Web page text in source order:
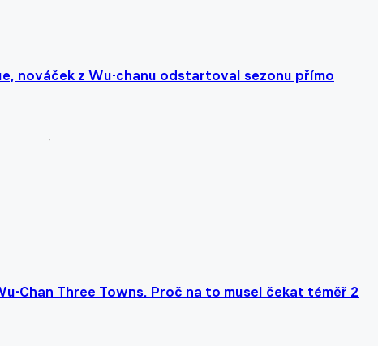
nováček z Wu-chanu odstartoval sezonu přímo
Chan Three Towns. Proč na to musel čekat téměř 2